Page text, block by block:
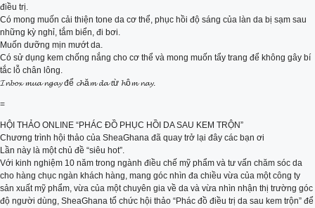
điều trị.
Có mong muốn cải thiện tone da cơ thể, phục hồi độ sáng của làn da bị sạm sau
những kỳ nghỉ, tắm biển, đi bơi.
Muốn dưỡng mịn mướt da.
Có sử dụng kem chống nắng cho cơ thể và mong muốn tẩy trang để không gây bí
tắc lỗ chân lông.
𝓘𝓷𝓫𝓸𝔁 𝓶𝓾𝓪 𝓷𝓰𝓪𝔂 để 𝓬𝓱ă𝓶 𝓭𝓪 𝓽ừ 𝓱ô𝓶 𝓷𝓪𝔂.
=
HỘI THẢO ONLINE “PHÁC ĐỒ PHỤC HỒI DA SAU KEM TRỘN”
Chương trình hội thảo của SheaGhana đã quay trở lại đây các bạn ơi
Lần này là một chủ đề “siêu hot”.
Với kinh nghiệm 10 năm trong ngành điều chế mỹ phẩm và tư vấn chăm sóc da
cho hàng chục ngàn khách hàng, mang góc nhìn đa chiều vừa của một công ty
sản xuất mỹ phẩm, vừa của một chuyên gia về da và vừa nhìn nhận thị trường góc
độ người dùng, SheaGhana tổ chức hội thảo “Phác đồ điều trị da sau kem trộn” để